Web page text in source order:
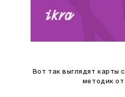
Вот так выглядят карты
методик